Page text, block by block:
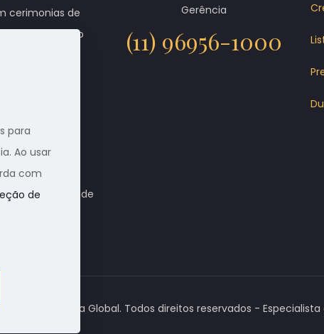
cerimonias de
parte do
parceiros,
total
que
tipo de
com
do Brasil e de
Gerência
(11) 96956-1000
Nacional Alpha Global. Todos direitos reservados -
para
Ao usar
com
de